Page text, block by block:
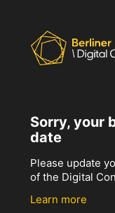
Sorry, your
date
Please update
of the Digital
Learn more